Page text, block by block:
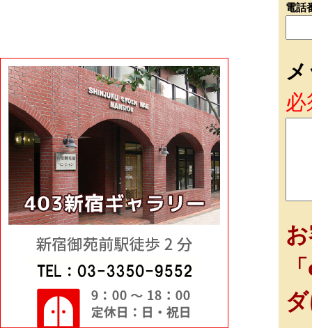
電話
必